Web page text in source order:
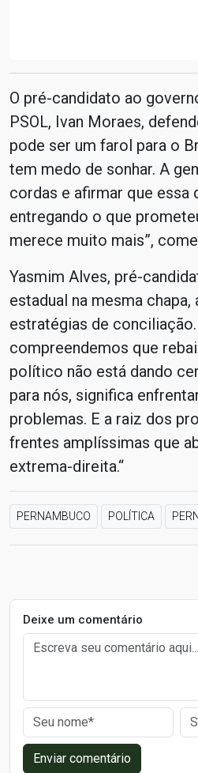
O pré-candidato ao
PSOL, Ivan Moraes,
pode ser um farol para o
tem medo de sonhar. A
cordas e afirmar que essa
entregando o que
merece muito mais”,
Yasmim Alves, pré-
estadual na mesma
estratégias de conciliação.
compreendemos que
político não está dando
para nós, significa
problemas. E a raiz dos
frentes amplíssimas que
extrema-direita.“​​​​​​​​​​​​​
PERNAMBUCO POLÍTICA
Deixe um comentário
Enviar comentário